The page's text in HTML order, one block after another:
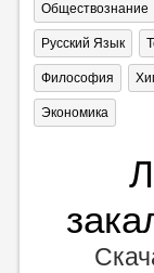
Обществознание
Русский Язык
Философия
Экономика